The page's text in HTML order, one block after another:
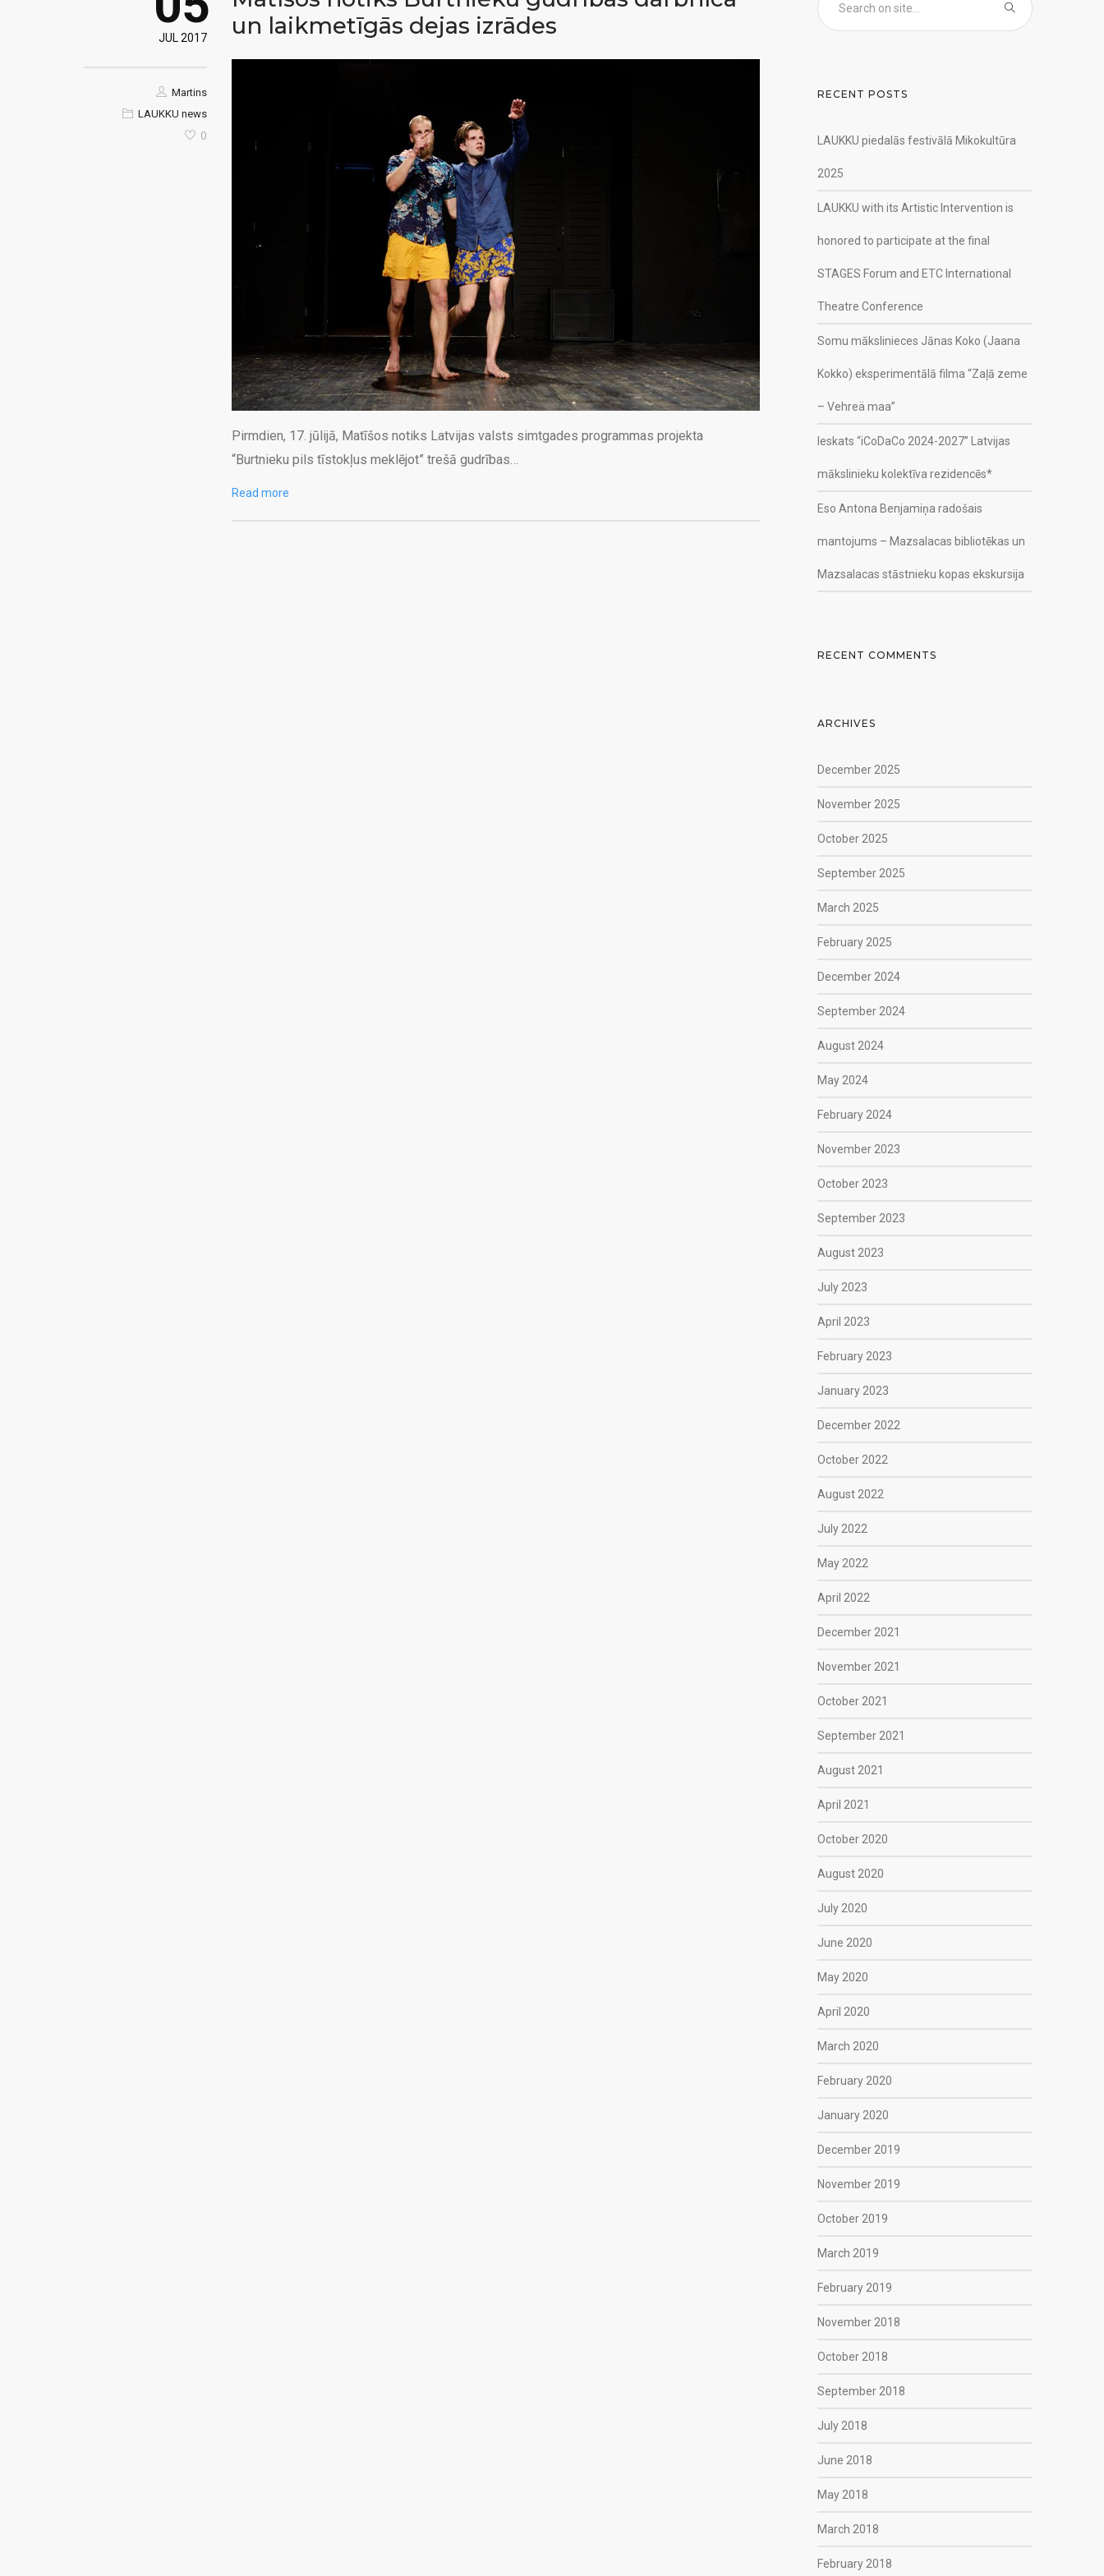
JUL 2017
Martins
LAUKKU news
0
un laikmetīgās dejas izrādes
Pirmdien, 17. jūlijā, Matīšos notiks Latvijas valsts simtgades programmas projekta
“Burtnieku pils tīstokļus meklējot” trešā gudrības…
Read more
RECENT POSTS
LAUKKU piedalās festivālā Mikokultūra
2025
LAUKKU with its Artistic Intervention is
honored to participate at the final
STAGES Forum and ETC International
Theatre Conference
Somu mākslinieces Jānas Koko (Jaana
Kokko) eksperimentālā filma “Zaļā zeme
– Vehreä maa”
Ieskats “iCoDaCo 2024-2027” Latvijas
mākslinieku kolektīva rezidencēs*
Eso Antona Benjamiņa radošais
mantojums – Mazsalacas bibliotēkas un
Mazsalacas stāstnieku kopas ekskursija
RECENT COMMENTS
ARCHIVES
December 2025
November 2025
October 2025
September 2025
March 2025
February 2025
December 2024
September 2024
August 2024
May 2024
February 2024
November 2023
October 2023
September 2023
August 2023
July 2023
April 2023
February 2023
January 2023
December 2022
October 2022
August 2022
July 2022
May 2022
April 2022
December 2021
November 2021
October 2021
September 2021
August 2021
April 2021
October 2020
August 2020
July 2020
June 2020
May 2020
April 2020
March 2020
February 2020
January 2020
December 2019
November 2019
October 2019
March 2019
February 2019
November 2018
October 2018
September 2018
July 2018
June 2018
May 2018
March 2018
February 2018